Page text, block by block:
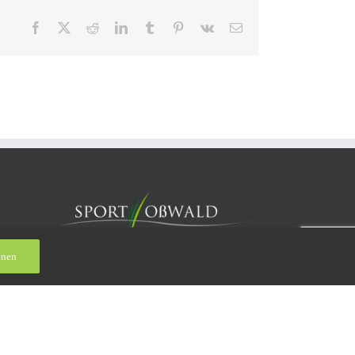
Facebook RedditLinkedInTumblr Pinterest
Vk
E-